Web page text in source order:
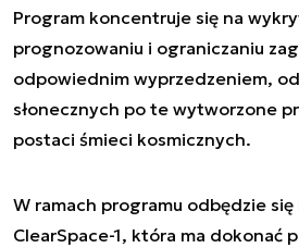
Program koncentruje się na
prognozowaniu i ograniczaniu
odpowiednim wyprzedzeniem,
słonecznych po te wytworzone
postaci śmieci kosmicznych.
W ramach programu odbędzie
ClearSpace-1, która ma dokonać